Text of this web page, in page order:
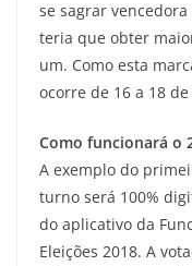
se sagrar
teria que obter
um. Como esta
ocorre de 16 a 18
Como funcionará o
A exemplo do
turno será 100%
do aplicativo da
Eleições 2018. A